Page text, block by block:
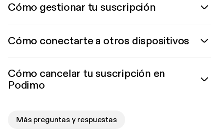
Cómo gestionar tu suscripción
Cómo conectarte a otros dispositivos
Cómo cancelar tu suscripción en
Podimo
Más preguntas y respuestas